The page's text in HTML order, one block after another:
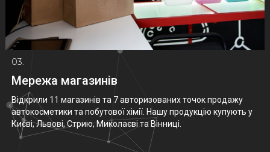
03.
Мережа магазинів
Відкрили 11 магазинів та 7 авторизованих точок продажу
автокосметики та побутової хімії. Нашу продукцію купують у
Києві, Львові, Стрию, Миколаєві та Вінниці.